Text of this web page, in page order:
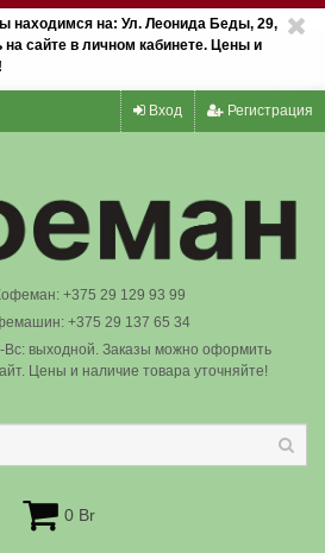
находимся на: Ул. Леонида Беды, 29,
сайте в личном кабинете. Цены и
Вход Регистрация
+375 29 129 93 99
+375 29 137 65 34
выходной. Заказы можно оформить
Цены и наличие товара уточняйте!
0 Br